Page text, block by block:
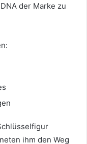
der Marke zu
ihm den Weg